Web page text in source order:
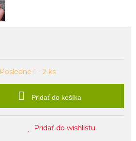
Posledné 1 - 2 ks
Pridať do košíka
Pridať do wishlistu